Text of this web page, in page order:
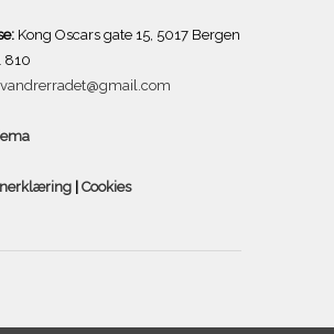
Kong Oscars gate 15, 5017 Bergen
810
Cookies